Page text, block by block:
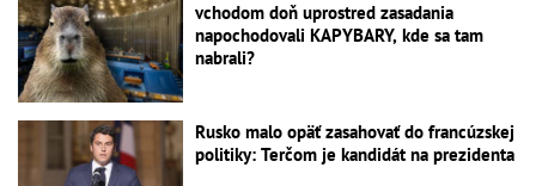
vchodom doň uprostred zasadania
napochodovali KAPYBARY, kde sa tam
nabrali?
Rusko malo opäť zasahovať do francúzskej
politiky: Terčom je kandidát na prezidenta